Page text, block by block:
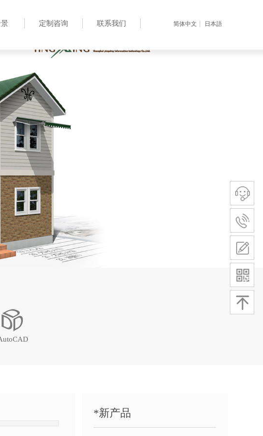
定制咨询 联系我们 简体中文 日本語
*新产品